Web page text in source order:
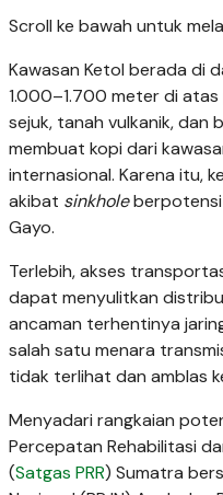
Scroll ke bawah untuk
Kawasan Ketol berada di
1.000–1.700 meter di atas
sejuk, tanah vulkanik, dan
membuat kopi dari
internasional. Karena itu,
akibat sinkholeberpotensi
Gayo.
Terlebih, akses
dapat menyulitkan
ancaman terhentinya
salah satu menara
tidak terlihat dan amblas
Menyadari rangkaian
Percepatan Rehabilitasi
(Satgas PRR) Sumatra